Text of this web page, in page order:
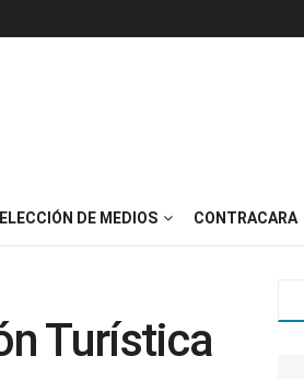
DE MEDIOS CONTRACARA
Turística